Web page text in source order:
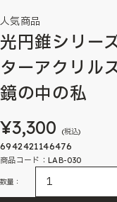
人気商品
光円錐シリー
ターアクリル
鏡の中の私
¥3,300 (税込)
6942421146476
商品コード：LAB-030
数量：